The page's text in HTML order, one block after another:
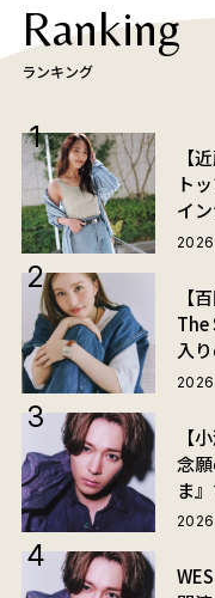
Ranking
ランキング
【
ト
イ
【
The
入
【
念
ま